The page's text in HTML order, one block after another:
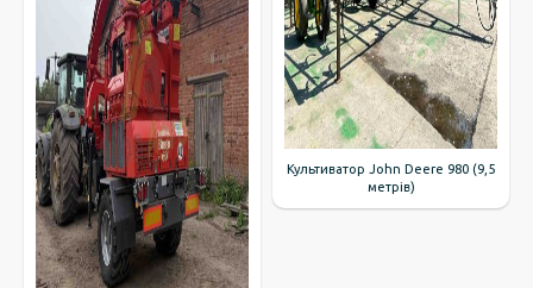
Культиватор John Deere 980 (9,5
метрів)